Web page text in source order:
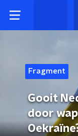
Fragment
Gooit
door